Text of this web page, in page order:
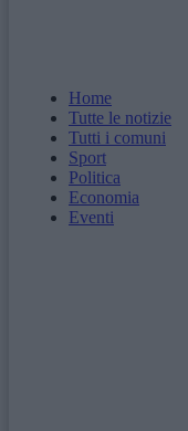
Home
Tutte le notizie
Tutti i comuni
Sport
Politica
Economia
Eventi